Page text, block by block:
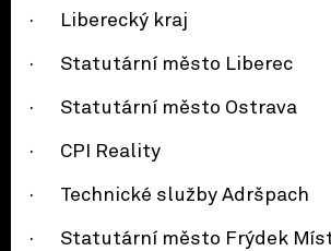
· Liberecký kraj
· Statutární město Liberec
· Statutární město Ostrava
· CPI Reality
· Technické služby Adršpach
· Statutární město Frýdek